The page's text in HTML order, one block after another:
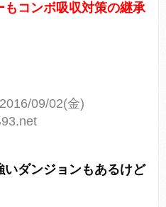
コンボ吸収対策の継承
2016/09/02(金)
ダンジョンもあるけど